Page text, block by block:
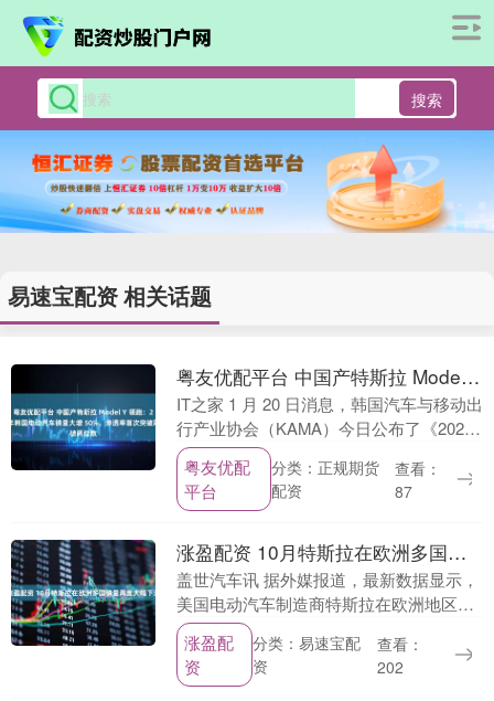
搜索
易速宝配资 相关话题
粤友优配平台 中国产特斯拉 Model Y 领跑：2025 年韩国电动汽车销量大增 50%，渗透率首次突破两位数
IT之家 1 月 20 日消息，韩国汽车与移动出
行产业协会（KAMA）今日公布了《2025
年韩国国内电动汽车市场结算》报告。 数
据显示，2025 年韩国电动汽....
粤友优配
平台
分类：正规期货
配资
查看：
87
涨盈配资 10月特斯拉在欧洲多国销量再度大幅下滑
盖世汽车讯 据外媒报道，最新数据显示，
美国电动汽车制造商特斯拉在欧洲地区的
困境仍在持续—— 10 月其在欧洲多个市
场的销量均出现大幅下滑。 新款 Model
Y....
涨盈配
资
分类：易速宝配
资
查看：
202